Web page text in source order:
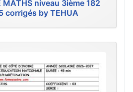
MATHS niveau 3ième 182
corrigés by TEHUA